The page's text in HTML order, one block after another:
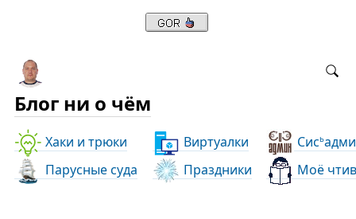
Блог ни о чём
Хаки и трюки Виртуалки Сись
Парусные суда
Праздники Моё